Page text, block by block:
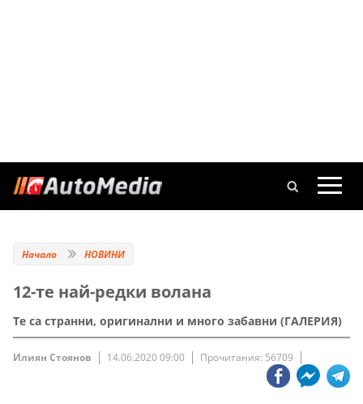
Начало НОВИНИ
12-те най-редки волана
Те са странни, оригинални и много забавни (ГАЛЕРИЯ)
Илиян Стоянов 14.06.2020 09:00 Прочитания: 56709